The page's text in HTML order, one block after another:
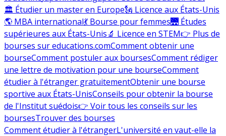
🏛 Étudier un master en Europe🗽 Licence aux États-Unis
🌎 MBA international💃 Bourse pour femmes🌉 Études
supérieures aux États-Unis🔬 Licence en STEM👉 Plus de
bourses sur educations.comComment obtenir une
bourseComment postuler aux boursesComment rédiger
une lettre de motivation pour une bourseComment
étudier à l'étranger gratuitementObtenir une bourse
sportive aux États-UnisConseils pour obtenir la bourse
de l'Institut suédois👉 Voir tous les conseils sur les
boursesTrouver des bourses
Comment étudier à l'étrangerL'université en vaut-elle la